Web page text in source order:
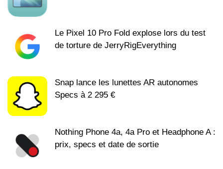
Le Pixel 10 Pro Fold explose lors du test
de torture de JerryRigEverything
Snap lance les lunettes AR autonomes
Specs à 2 295 €
Nothing Phone 4a, 4a Pro et Headphone A :
prix, specs et date de sortie